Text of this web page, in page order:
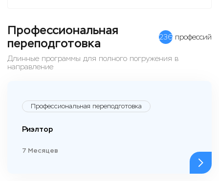
Профессиональная
переподготовка
236 профессий
Длинные программы для полного погружения в
направление
Профессиональная переподготовка
Риэлтор
7 Месяцев